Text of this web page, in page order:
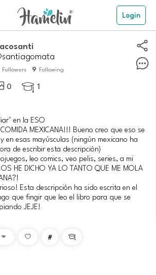
Login
Followers 9 Following
0  1
en la ESO
MEXICANA!!! Bueno creo que eso se
en esas mayúsculas (ningún mexicano ha
de escribir esta descripción)
leo comics, veo pelis, series, a mi
HE DICHO YA LO TANTO QUE ME MOLA
Esta descripción ha sido escrita en el
que fingir que leo el libro para que se
JEJE!
# 